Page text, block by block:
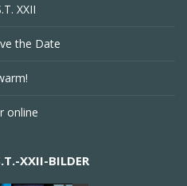
XXII
the Date
online
XXII-BILDER